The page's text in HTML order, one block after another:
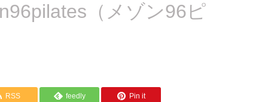
（メゾン96ピ
RSS feedly Pin it